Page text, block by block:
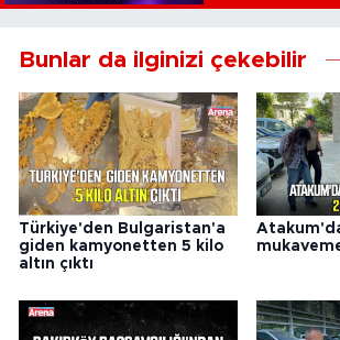
Bunlar da ilginizi çekebilir
Türkiye'den Bulgaristan'a
giden kamyonetten 5 kilo
altın çıktı